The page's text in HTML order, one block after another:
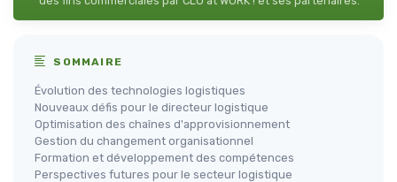
SOMMAIRE
Évolution des technologies logistiques
Nouveaux défis pour le directeur logistique
Optimisation des chaînes d'approvisionnement
Gestion du changement organisationnel
Formation et développement des compétences
Perspectives futures pour le secteur logistique